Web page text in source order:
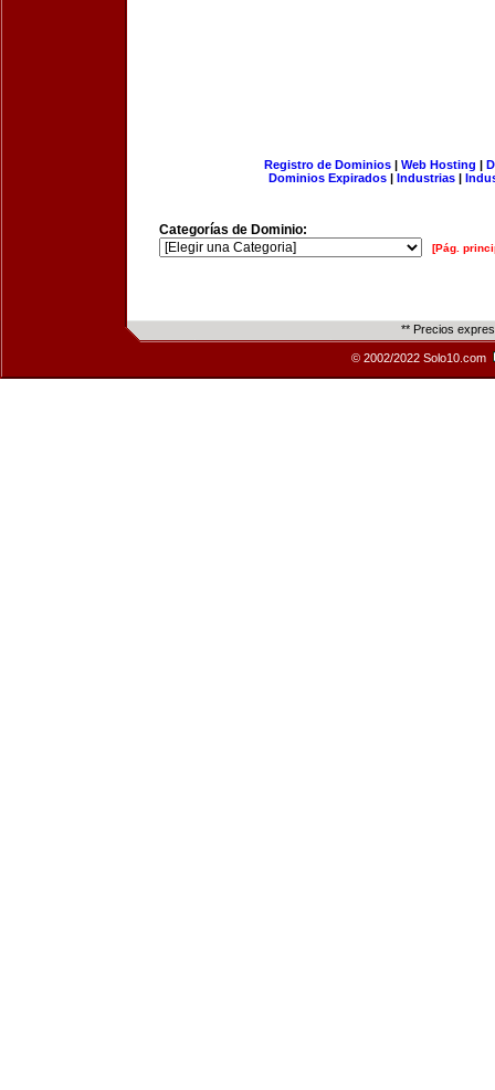
Registro de Dominios| Web Hosting |
Dominios Expirados | Industrias |
Categorías de Dominio:
[Pág.
** Precios
© 2002/2022 Solo10.com